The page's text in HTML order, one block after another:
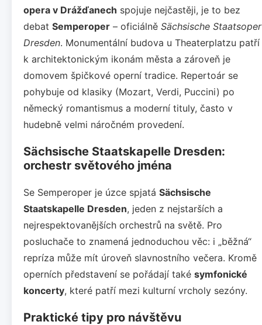
opera v Drážďanech spojuje nejčastěji, je to bez
debat Semperoper – oficiálně Sächsische Staatsoper
Dresden. Monumentální budova u Theaterplatzu patří
k architektonickým ikonám města a zároveň je
domovem špičkové operní tradice. Repertoár se
pohybuje od klasiky (Mozart, Verdi, Puccini) po
německý romantismus a moderní tituly, často v
hudebně velmi náročném provedení.
Sächsische Staatskapelle Dresden:
orchestr světového jména
Se Semperoper je úzce spjatá Sächsische
Staatskapelle Dresden, jeden z nejstarších a
nejrespektovanějších orchestrů na světě. Pro
posluchače to znamená jednoduchou věc: i „běžná“
repríza může mít úroveň slavnostního večera. Kromě
operních představení se pořádají také symfonické
koncerty, které patří mezi kulturní vrcholy sezóny.
Praktické tipy pro návštěvu